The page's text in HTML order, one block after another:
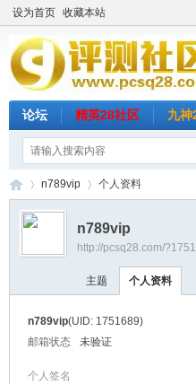
设为首页 收藏本站
论坛 精英28社区 九神
›
n789vip 个人资料
n789vip
http://pcsq28.com/
主题 个人资料
n789vip(UID: 1751689)
邮箱状态
未验证
个人签名